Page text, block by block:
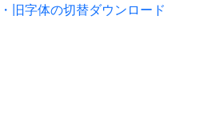
旧字体の切替ダウンロード